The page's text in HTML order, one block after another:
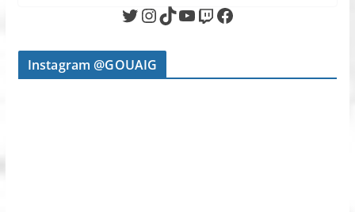
Twitter InstagramTikTok YouTube Twitch Facebook
Instagram @GOUAIG